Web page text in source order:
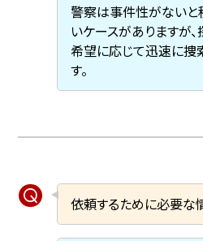
警察は事件性がない
いケースがありますが
希望に応じて迅速に捜
す。
依頼するために必要な